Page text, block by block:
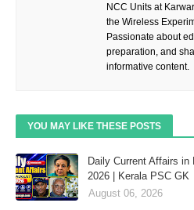
NCC Units at
the Wireless
Passionate about
preparation, and
informative content.
YOU MAY LIKE THESE POSTS
Daily Current Affairs in
2026 | Kerala PSC GK
August 06, 2026